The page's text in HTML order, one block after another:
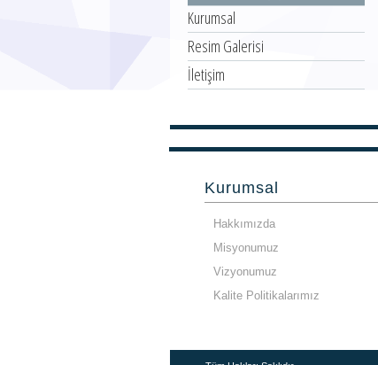
Kurumsal
Resim Galerisi
İletişim
Kurumsal
Hakkımızda
Misyonumuz
Vizyonumuz
Kalite Politikalarımız